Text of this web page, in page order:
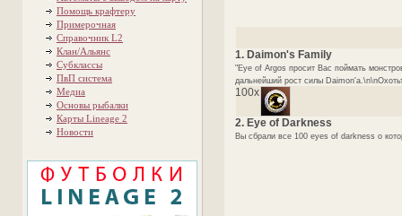
Помощь крафтеру
Примерочная
Справочник L2
Клан/Альянс
Субклассы
ПвП система
Медиа
Основы рыбалки
Карты Lineage 2
Новости
1. Daimon's Family
"Eye of Argos просит Вас поймать
дальнейший рост силы
100x
2. Eye of Darkness
Вы сбрали все 100 eyes of darkness о